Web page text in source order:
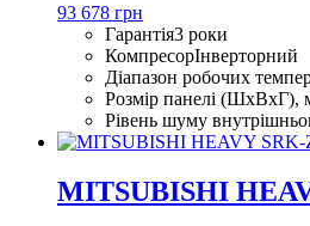
93 678 грн
Гарантія3 роки
КомпресорІнверторний
Діапазон робочих
Розмір панелі (ШхВхГ),
Рівень шуму
MITSUBISHI